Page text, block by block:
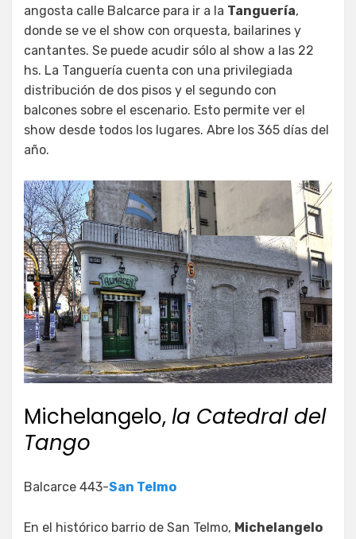
angosta calle Balcarce para ir a la Tanguería,
donde se ve el show con orquesta, bailarines y
cantantes. Se puede acudir sólo al show a las 22
hs. La Tanguería cuenta con una privilegiada
distribución de dos pisos y el segundo con
balcones sobre el escenario. Esto permite ver el
show desde todos los lugares. Abre los 365 días del
año.
Michelangelo,la Catedral del
Tango
Balcarce 443-San Telmo
En el histórico barrio de San Telmo, Michelangelo